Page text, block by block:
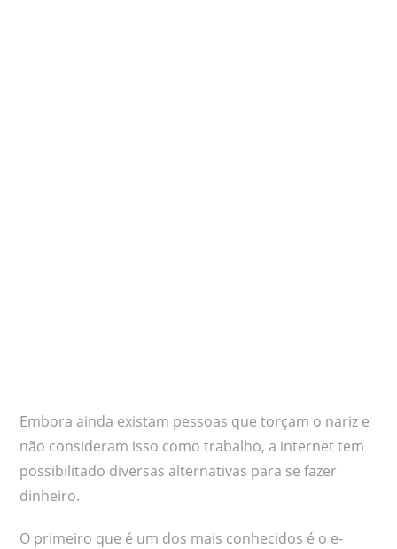
Embora ainda existam pessoas que torçam o nariz e
não consideram isso como trabalho, a internet tem
possibilitado diversas alternativas para se fazer
dinheiro.
O primeiro que é um dos mais conhecidos é o e-